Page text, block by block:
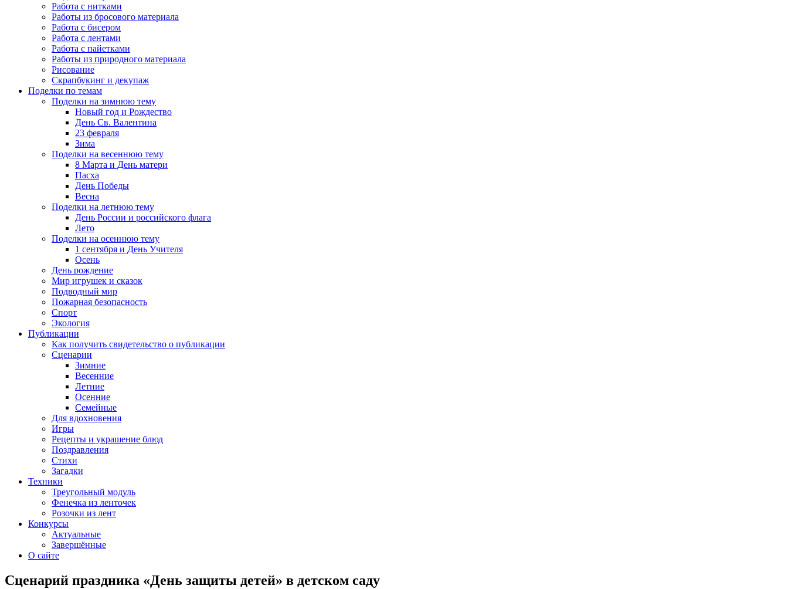
Работа с нитками
Работы из бросового материала
Работа с бисером
Работа с лентами
Работа с пайетками
Работы из природного материала
Рисование
Скрапбукинг и декупаж
Поделки по темам
Поделки на зимнюю тему
Новый год и Рождество
День Св. Валентина
23 февраля
Зима
Поделки на весеннюю тему
8 Марта и День матери
Пасха
День Победы
Весна
Поделки на летнюю тему
День России и российского флага
Лето
Поделки на осеннюю тему
1 сентября и День Учителя
Осень
День рождение
Мир игрушек и сказок
Подводный мир
Пожарная безопасность
Спорт
Экология
Публикации
Как получить свидетельство о публикации
Сценарии
Зимние
Весенние
Летние
Осенние
Семейные
Для вдохновения
Игры
Рецепты и украшение блюд
Поздравления
Стихи
Загадки
Техники
Треугольный модуль
Фенечка из ленточек
Розочки из лент
Конкурсы
Актуальные
Завершённые
О сайте
Сценарий праздника «День защиты детей» в детском саду